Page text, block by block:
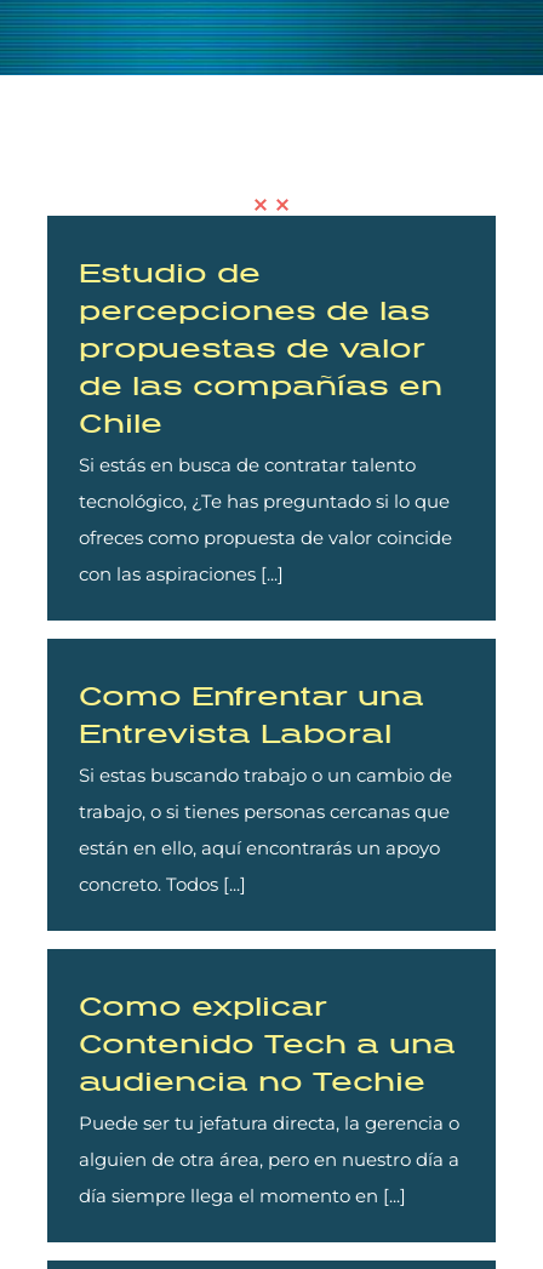
Estudio de
percepciones de las
propuestas de valor
de las compañías en
Chile
Si estás en busca de contratar talento
tecnológico, ¿Te has preguntado si lo que
ofreces como propuesta de valor coincide
con las aspiraciones [...]
Como Enfrentar una
Entrevista Laboral
Si estas buscando trabajo o un cambio de
trabajo, o si tienes personas cercanas que
están en ello, aquí encontrarás un apoyo
concreto. Todos [...]
Como explicar
Contenido Tech a una
audiencia no Techie
Puede ser tu jefatura directa, la gerencia o
alguien de otra área, pero en nuestro día a
día siempre llega el momento en [...]